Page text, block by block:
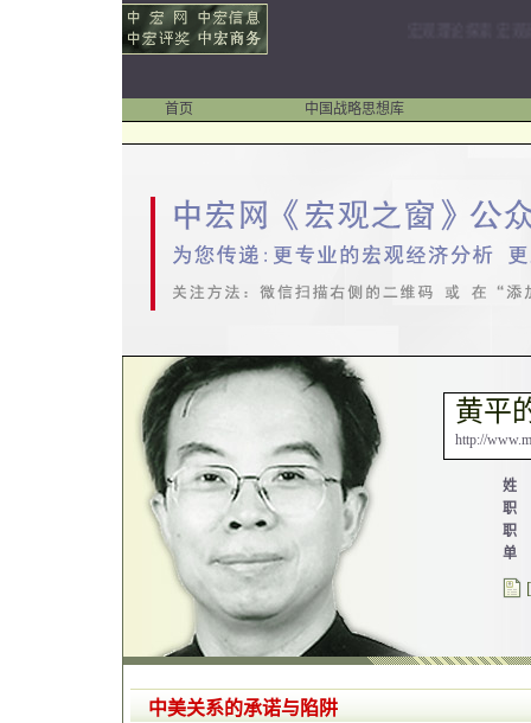
首页 中国战略思想库
黄平
http://
姓
职
职
单
中美关系的承诺与陷阱